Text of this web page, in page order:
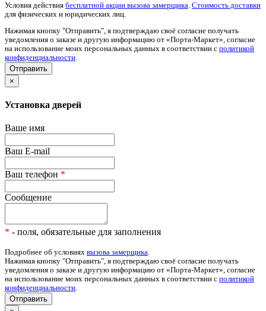
Условия действия бесплатной акции вызова замерщика Стоимость доставки
для физических и юридических лиц.
Нажимая кнопку "Отправить", я подтверждаю своё согласие получать
уведомления о заказе и другую информацию от «Порта-Маркет», согласие
на использование моих персональных данных в соответствии с политикой
конфиденциальности
×
Установка дверей
Ваше имя
Ваш E-mail
Ваш телефон *
Сообщение
* - поля, обязательные для заполнения
Подробнее об условиях вызова замерщика.
Нажимая кнопку "Отправить", я подтверждаю своё согласие получать
уведомления о заказе и другую информацию от «Порта-Маркет», согласие
на использование моих персональных данных в соответствии с политикой
конфиденциальности.
Отправить